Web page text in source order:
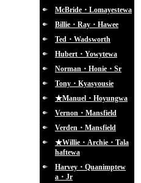
McBride・Lomayestewa
Billie・Ray・Hawee
Ted・Wadsworth
Hubert・Yowytewa
Norman・Honie・Sr
Tony・Kyasyousie
★Manuel・Hoyungwa
Vernon・Mansfield
Verden・Mansfield
★Willie・Archie・Tala
haftewa
Harvey・Quanimptew
a・Jr